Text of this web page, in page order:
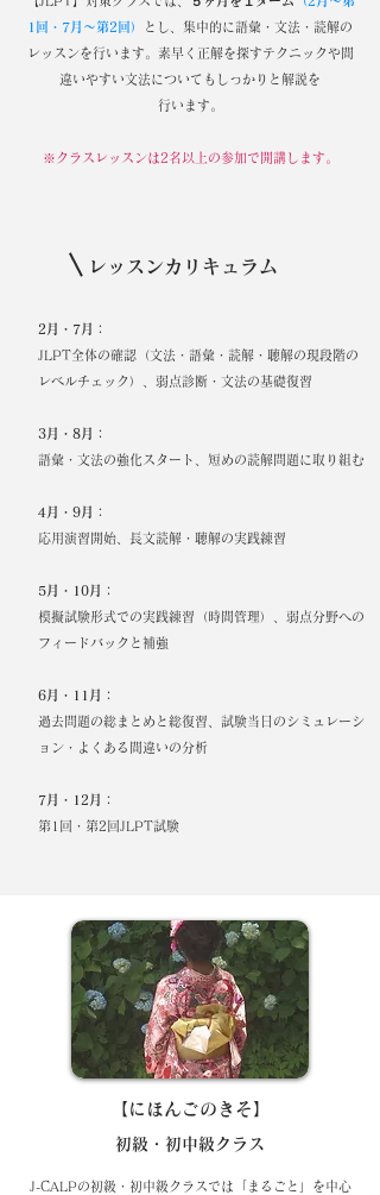
1回・7月〜第2回）
とし、集中的に語彙・文法・読解の
レッスンを行います。素早く正解を探すテクニックや間
違いやすい文法についてもしっかりと解説を
行います。
※クラスレッスンは2名以上の参加で開講します。
レッスンカリキュラム
2月・7月：
JLPT全体の確認（文法・語彙・読解・聴解の現段階の
レベルチェック）、弱点診断・文法の基礎復習
3月・8月：
語彙・文法の強化スタート、短めの読解問題に取り組む
4月・9月：
応用演習開始、長文読解・聴解の実践練習
5月・10月：
模擬試験形式での実践練習（時間管理）、弱点分野への
フィードバックと補強
6月・11月：
過去問題の総まとめと総復習、試験当日のシミュレーシ
ョン・よくある間違いの分析
7月・12月：
第1回・第2回JLPT試験
【 にほんごのきそ】
初級・初中級クラス
J-CALPの初級・初中級クラスでは「まるごと」を中心